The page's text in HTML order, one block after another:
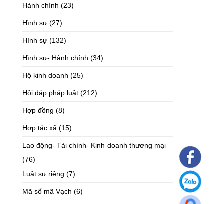
Hành chính (23)
Hình sự (27)
Hình sự (132)
Hình sự- Hành chính (34)
Hộ kinh doanh (25)
Hỏi đáp pháp luật (212)
Hợp đồng (8)
Hợp tác xã (15)
Lao động- Tài chính- Kinh doanh thương mại
(76)
Luật sư riêng (7)
Mã số mã Vạch (6)